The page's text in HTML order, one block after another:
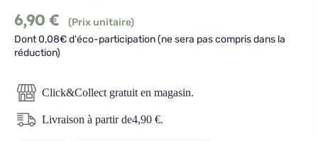
6,90 €
(Prix unitaire)
Dont 0,08€ d'éco-participation (ne sera pas compris dans la
réduction)
Click&Collect gratuit en magasin.
Livraison à partir de4,90 €.